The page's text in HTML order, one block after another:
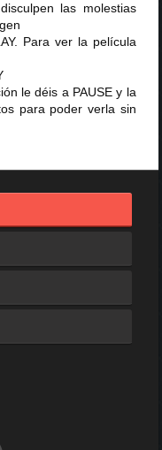
las molestias
Para ver la película
le déis a PAUSE y la
para poder verla sin